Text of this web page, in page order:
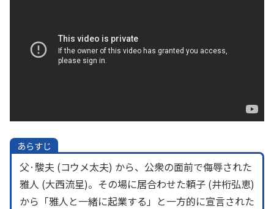
あらすじ
父·駿夫 (コウメ太夫) から、公衆の面前で侮辱された
雅人 (大西流星)。その場に居合わせた頼子 (井桁弘恵)
から「雅人と一緒に起業する」と一方的に宣言された